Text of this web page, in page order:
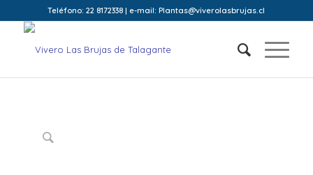
Teléfono: 22 8172338 | e-mail: Plantas@viverolasbrujas.cl